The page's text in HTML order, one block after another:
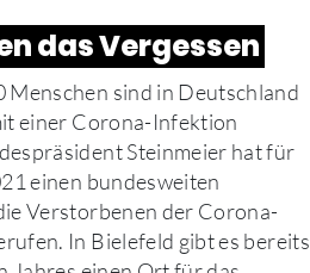
das Vergessen
Menschen sind in Deutschland
einer Corona-Infektion
Steinmeier hat für
einen bundesweiten
Verstorbenen der Corona-
In Bielefeld gibt es bereits